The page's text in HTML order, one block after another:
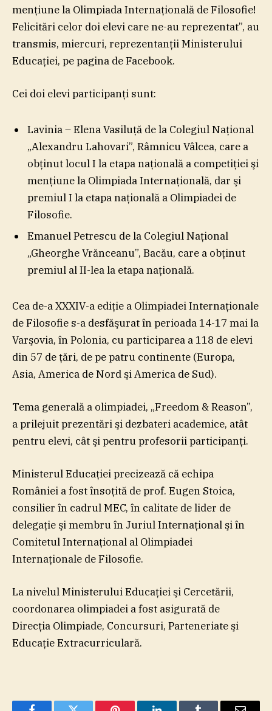
menţiune la Olimpiada Internaţională de Filosofie!
Felicitări celor doi elevi care ne-au reprezentat”, au
transmis, miercuri, reprezentanţii Ministerului
Educaţiei, pe pagina de Facebook.
Cei doi elevi participanţi sunt:
Lavinia – Elena Vasiluţă de la Colegiul Naţional
„Alexandru Lahovari”, Râmnicu Vâlcea, care a
obţinut locul I la etapa naţională a competiţiei şi
menţiune la Olimpiada Internaţională, dar şi
premiul I la etapa naţională a Olimpiadei de
Filosofie.
Emanuel Petrescu de la Colegiul Naţional
„Gheorghe Vrănceanu”, Bacău, care a obţinut
premiul al II-lea la etapa naţională.
Cea de-a XXXIV-a ediţie a Olimpiadei Internaţionale
de Filosofie s-a desfăşurat în perioada 14-17 mai la
Varşovia, în Polonia, cu participarea a 118 de elevi
din 57 de ţări, de pe patru continente (Europa,
Asia, America de Nord şi America de Sud).
Tema generală a olimpiadei, „Freedom & Reason”,
a prilejuit prezentări şi dezbateri academice, atât
pentru elevi, cât şi pentru profesorii participanţi.
Ministerul Educaţiei precizează că echipa
României a fost însoţită de prof. Eugen Stoica,
consilier în cadrul MEC, în calitate de lider de
delegaţie şi membru în Juriul Internaţional şi în
Comitetul Internaţional al Olimpiadei
Internaţionale de Filosofie.
La nivelul Ministerului Educaţiei şi Cercetării,
coordonarea olimpiadei a fost asigurată de
Direcţia Olimpiade, Concursuri, Parteneriate şi
Educaţie Extracurriculară.